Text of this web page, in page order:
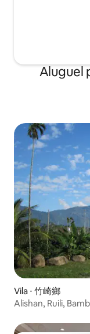
pesca. Frutas e
cultivados no
podem ser
livremente.
200 tsubo.Você
por causa da
aconchegante,
terraço extra
computador e Wi-
uso, e você vai
do que em casa.O
adequado para
amigos,
de negócios e
pequenas.
muitas vezes se
sair,
precisam estar
ônibus antes que
convidem). O
da casa de família
família com a
amigos. Quando
você
Aluguel
Vila ⋅ 竹崎鄉
Alishan, Ruili,